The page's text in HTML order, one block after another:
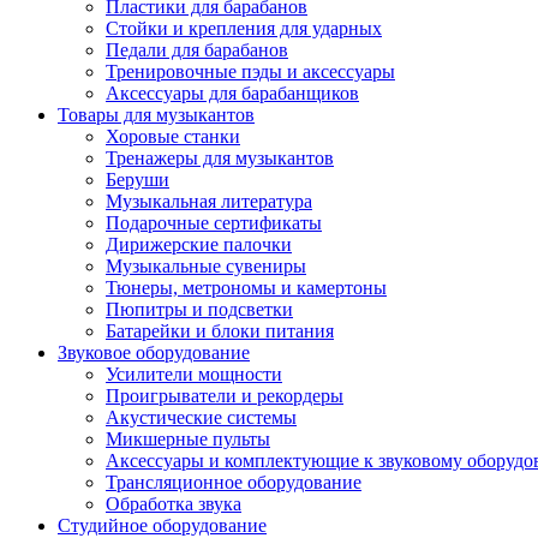
Пластики для барабанов
Стойки и крепления для ударных
Педали для барабанов
Тренировочные пэды и аксессуары
Аксессуары для барабанщиков
Товары для музыкантов
Хоровые станки
Тренажеры для музыкантов
Беруши
Музыкальная литература
Подарочные сертификаты
Дирижерские палочки
Музыкальные сувениры
Тюнеры, метрономы и камертоны
Пюпитры и подсветки
Батарейки и блоки питания
Звуковое оборудование
Усилители мощности
Проигрыватели и рекордеры
Акустические системы
Микшерные пульты
Аксессуары и комплектующие к звуковому
Трансляционное оборудование
Обработка звука
Студийное оборудование